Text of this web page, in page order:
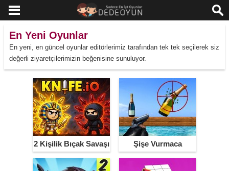
En Yeni Oyunlar
En yeni, en güncel oyunlar editörlerimiz tarafından tek tek seçilerek siz
değerli ziyaretçilerimizin beğenisine sunuluyor.
2 Kişilik Bıçak Savaşı Şişe Vurmaca